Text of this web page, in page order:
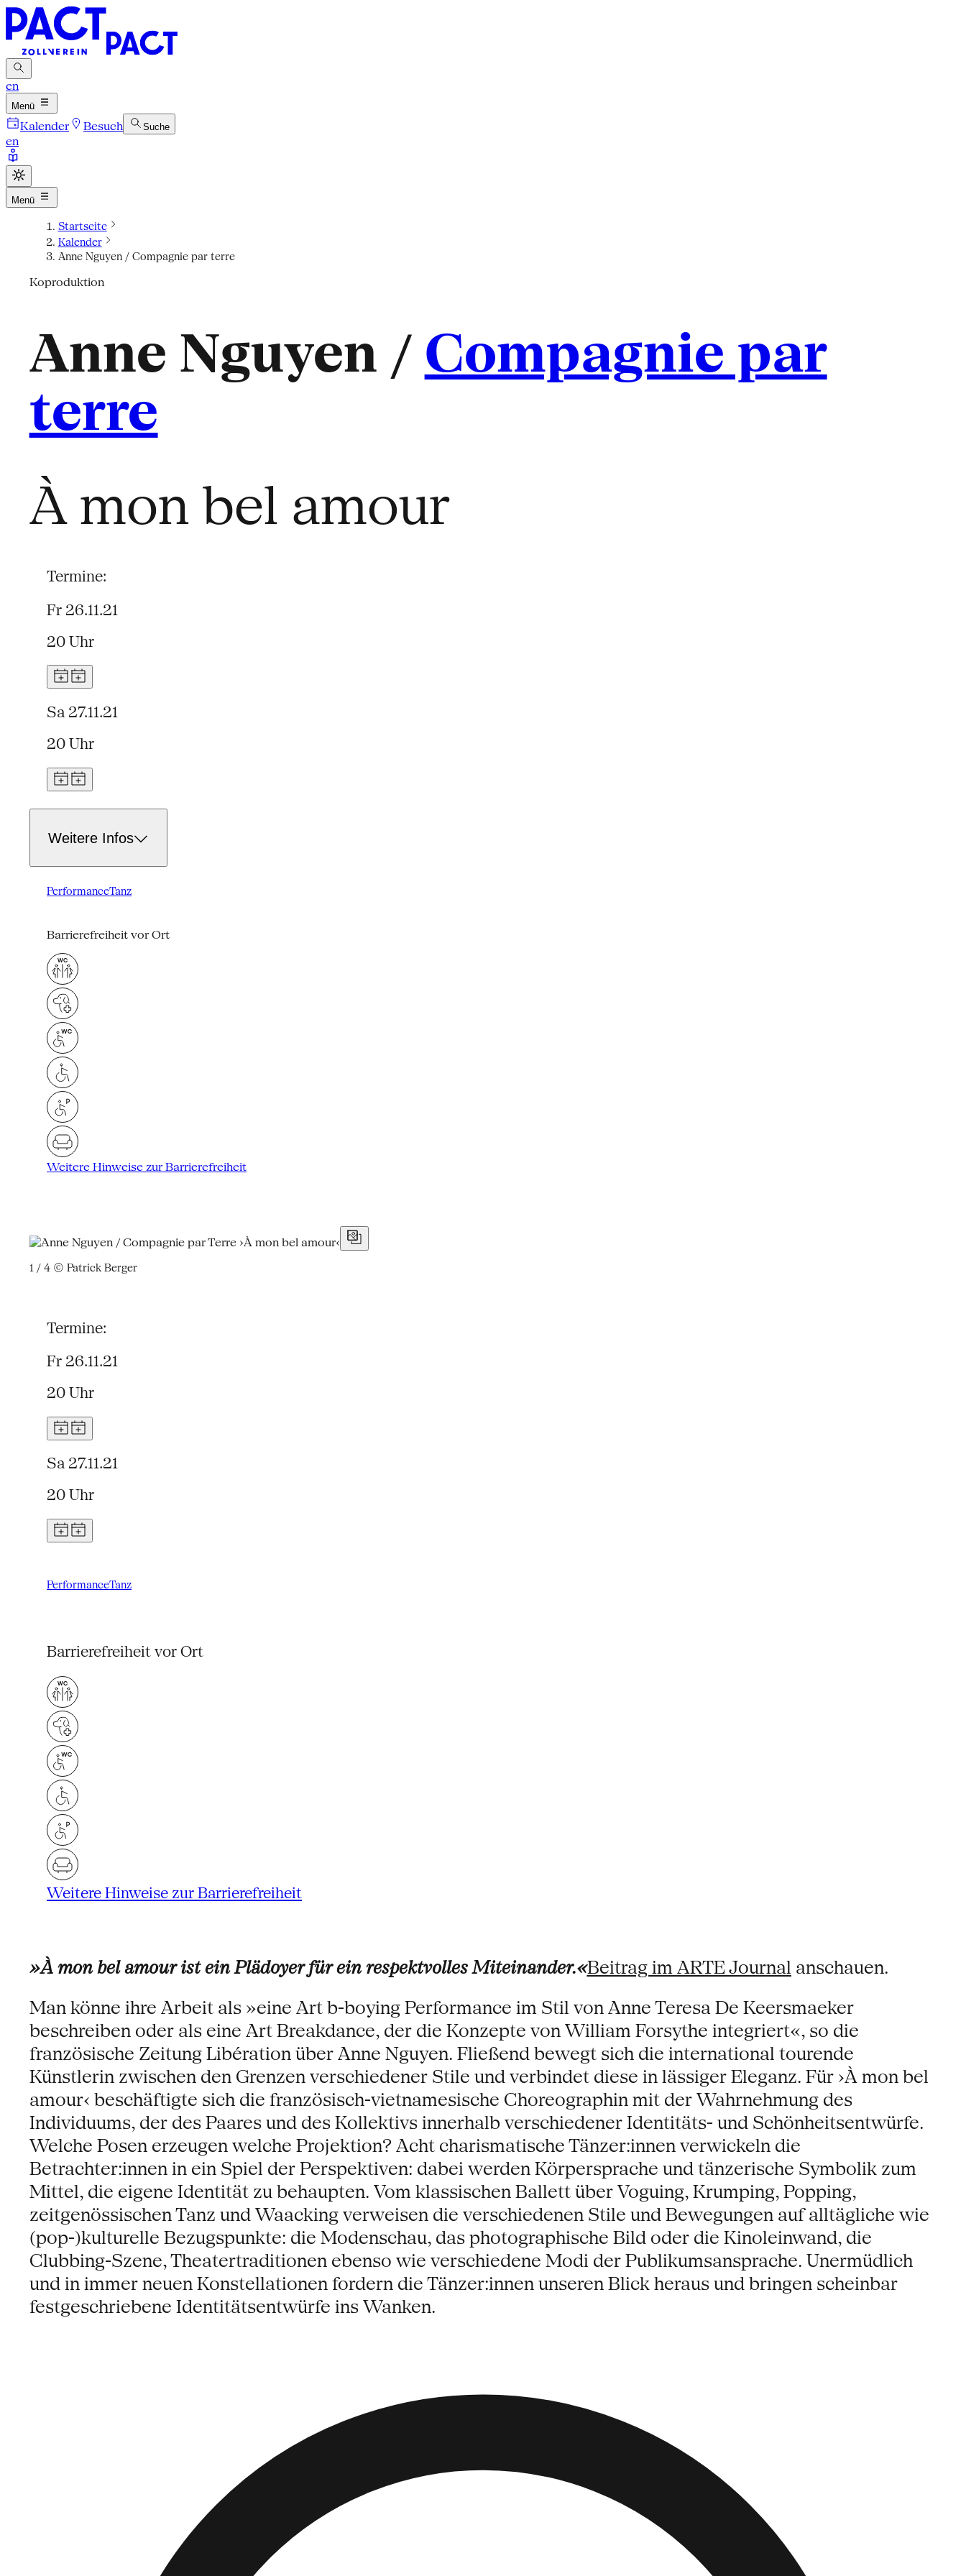
en
Menü
Kalender Besuch Suche
en
Menü
Startseite
Kalender
Anne Nguyen / Compagnie par terre
Koproduktion
Anne Nguyen / Compagnie par
terre
À mon bel amour
Termine:
Fr 26.11.21
20 Uhr
Sa 27.11.21
20 Uhr
Weitere Infos
PerformanceTanz
Barrierefreiheit vor Ort
Weitere Hinweise zur Barrierefreiheit
1 / 4© Patrick Berger
Termine:
Fr 26.11.21
20 Uhr
Sa 27.11.21
20 Uhr
PerformanceTanz
Barrierefreiheit vor Ort
Weitere Hinweise zur Barrierefreiheit
»À mon bel amour ist ein Plädoyer für ein respektvolles Miteinander.«Beitrag im ARTE Journal anschauen.
Man könne ihre Arbeit als »eine Art b-boying Performance im Stil von Anne Teresa De Keersmaeker
beschreiben oder als eine Art Breakdance, der die Konzepte von William Forsythe integriert«, so die
französische Zeitung Libération über Anne Nguyen. Fließend bewegt sich die international tourende
Künstlerin zwischen den Grenzen verschiedener Stile und verbindet diese in lässiger Eleganz. Für ›À mon bel
amour‹ beschäftigte sich die französisch-vietnamesische Choreographin mit der Wahrnehmung des
Individuums, der des Paares und des Kollektivs innerhalb verschiedener Identitäts- und Schönheitsentwürfe.
Welche Posen erzeugen welche Projektion? Acht charismatische Tänzer:innen verwickeln die
Betrachter:innen in ein Spiel der Perspektiven: dabei werden Körpersprache und tänzerische Symbolik zum
Mittel, die eigene Identität zu behaupten. Vom klassischen Ballett über Voguing, Krumping, Popping,
zeitgenössischen Tanz und Waacking verweisen die verschiedenen Stile und Bewegungen auf alltägliche wie
(pop-)kulturelle Bezugspunkte: die Modenschau, das photographische Bild oder die Kinoleinwand, die
Clubbing-Szene, Theatertraditionen ebenso wie verschiedene Modi der Publikumsansprache. Unermüdlich
und in immer neuen Konstellationen fordern die Tänzer:innen unseren Blick heraus und bringen scheinbar
festgeschriebene Identitätsentwürfe ins Wanken.